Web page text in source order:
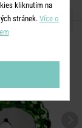
kliknutím na
stránek. Více o